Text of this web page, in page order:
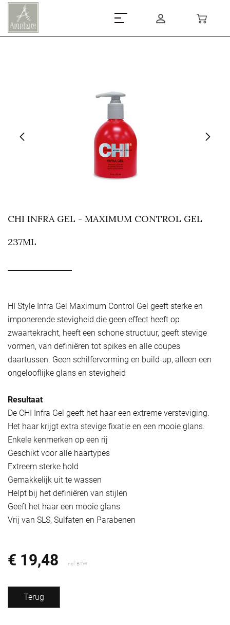
CHI INFRA GEL - MAXIMUM CONTROL GEL
237ML
HI Style Infra Gel Maximum Control Gel geeft sterke en
imponerende stevigheid die geen effect heeft op
zwaartekracht, heeft een schone structuur, geeft stevige
vormen, van definiëren tot spikes en alle coupes
daartussen. Geen schilfervorming en build-up, alleen een
ongelooflijke glans en stevigheid
Resultaat
De CHI Infra Gel geeft het haar een extreme versteviging.
Het haar krijgt extra stevige fixatie en een mooie glans.
Enkele kenmerken op een rij
Geschikt voor alle haartypes
Extreem sterke hold
Gemakkelijk uit te wassen
Helpt bij het definiëren van stijlen
Geeft het haar een mooie glans
Vrij van SLS, Sulfaten en Parabenen
€ 19,48 Incl. BTW
Terug